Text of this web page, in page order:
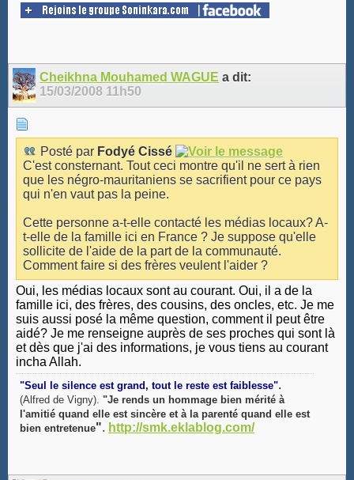
Cheikhna Mouhamed WAGUE a dit:
15/03/2008 11h50
Posté par Fodyé Cissé
C'est consternant. Tout ceci montre qu'il ne sert à rien
que les négro-mauritaniens se sacrifient pour ce pays
qui n'en vaut pas la peine.
Cette personne a-t-elle contacté les médias locaux? A-
t-elle de la famille ici en France ? Je suppose qu'elle
sollicite de l'aide de la part de la communauté.
Comment faire si des frères veulent l'aider ?
Oui, les médias locaux sont au courant. Oui, il a de la
famille ici, des frères, des cousins, des oncles, etc. Je me
suis aussi posé la même question, comment il peut être
aidé? Je me renseigne auprès de ses proches qui sont là
et dès que j'ai des informations, je vous tiens au courant
incha Allah.
"Seul le silence est grand, tout le reste est faiblesse".
(Alfred de Vigny). "Je rends un hommage bien mérité à
l'amitié quand elle est sincère et à la parenté quand elle est
bien entretenue". http://smk.eklablog.com/